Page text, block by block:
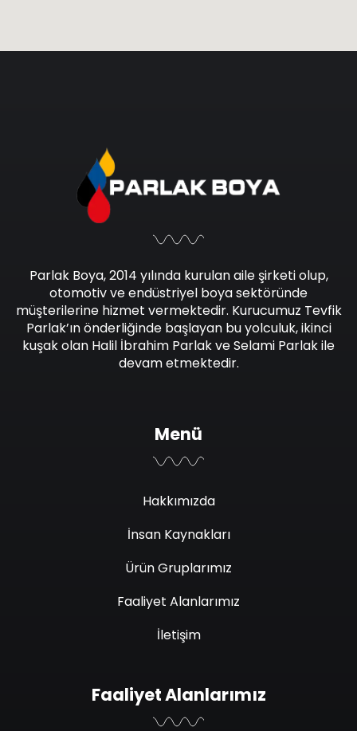
Parlak Boya, 2014 yılında kurulan aile şirketi olup,
otomotiv ve endüstriyel boya sektöründe
müşterilerine hizmet vermektedir. Kurucumuz Tevfik
Parlak’ın önderliğinde başlayan bu yolculuk, ikinci
kuşak olan Halil İbrahim Parlak ve Selami Parlak ile
devam etmektedir.
Menü
Hakkımızda
İnsan Kaynakları
Ürün Gruplarımız
Faaliyet Alanlarımız
İletişim
Faaliyet Alanlarımız